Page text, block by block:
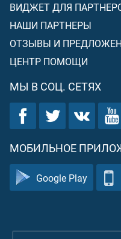
ВИДЖЕТ ДЛЯ
НАШИ ПАРТНЕРЫ
ОТЗЫВЫ И
ЦЕНТР ПОМОЩИ
МЫ В СОЦ. СЕТЯХ
МОБИЛЬНОЕ
Google Play